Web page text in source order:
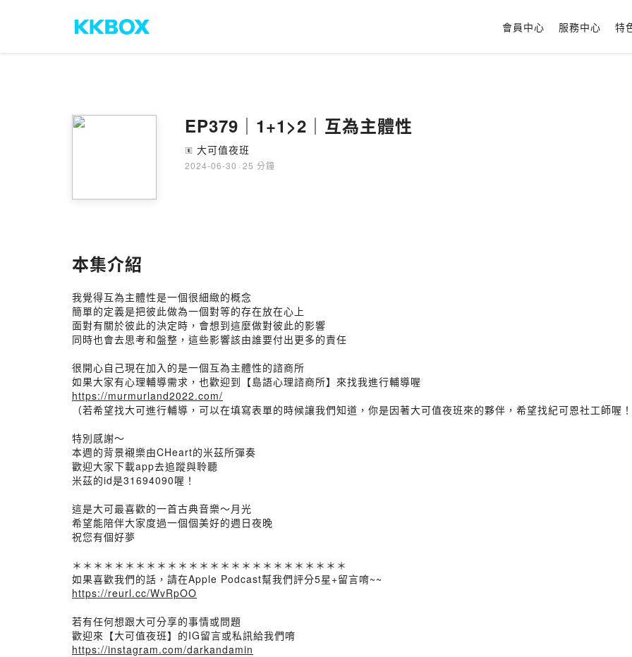
會員中心 服務中心 特
EP379｜1+1>2｜互為主體性
🄴 大可值夜班
2024-06-30 · 25 分鐘
本集介紹
我覺得互為主體性是一個很細緻的概念
簡單的定義是把彼此做為一個對等的存在放在心上
面對有關於彼此的決定時，會想到這麼做對彼此的影響
同時也會去思考和盤整，這些影響該由誰要付出更多的責任
很開心自己現在加入的是一個互為主體性的諮商所
如果大家有心理輔導需求，也歡迎到【島語心理諮商所】來找我進行輔導喔
https://murmurland2022.com/
（若希望找大可進行輔導，可以在填寫表單的時候讓我們知道，你是因著大可值夜班來的夥伴，希望找紀可恩社工師喔
特別感謝～
本週的背景襯樂由CHeart的米茲所彈奏
歡迎大家下載app去追蹤與聆聽
米茲的id是31694090喔！
這是大可最喜歡的一首古典音樂～月光
希望能陪伴大家度過一個個美好的週日夜晚
祝您有個好夢
＊＊＊＊＊＊＊＊＊＊＊＊＊＊＊＊＊＊＊＊＊＊＊＊＊＊
如果喜歡我們的話，請在Apple Podcast幫我們評分5星+留言唷~~
https://reurl.cc/WvRpOO
若有任何想跟大可分享的事情或問題
歡迎來【大可值夜班】的IG留言或私訊給我們唷
https://instagram.com/darkandamin